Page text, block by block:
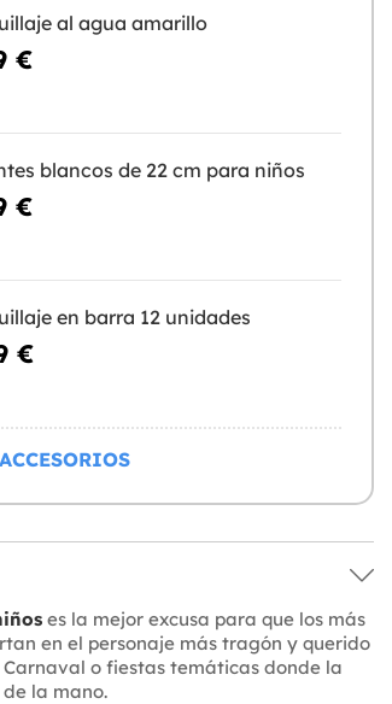
al agua amarillo
€
blancos de 22 cm para niños
€
en barra 12 unidades
€
ACCESORIOS
es la mejor excusa para que los más
en el personaje más tragón y querido
o fiestas temáticas donde la
la mano.